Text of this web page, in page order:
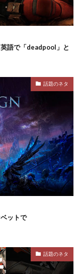
語で「deadpool」と
話題のネタ
ットで
話題のネタ